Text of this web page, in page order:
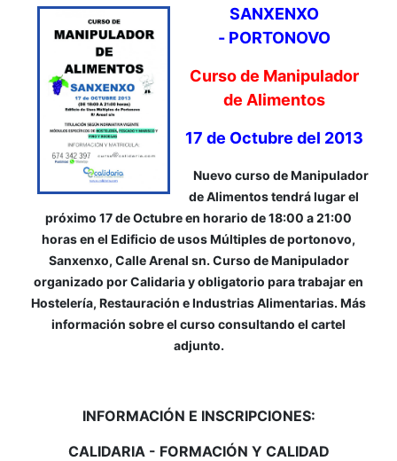
SANXENXO
- PORTONOVO
Curso de Manipulador
de Alimentos
17 de Octubre del 2013
Nuevo curso de Manipulador
de Alimentos tendrá lugar el
próximo 17 de Octubre en horario de 18:00 a 21:00
horas en el Edificio de usos Múltiples de portonovo,
Sanxenxo, Calle Arenal sn. Curso de Manipulador
organizado por Calidaria y obligatorio para trabajar en
Hostelería, Restauración e Industrias Alimentarias. Más
información sobre el curso consultando el cartel
adjunto.
INFORMACIÓN E INSCRIPCIONES:
CALIDARIA - FORMACIÓN Y CALIDAD